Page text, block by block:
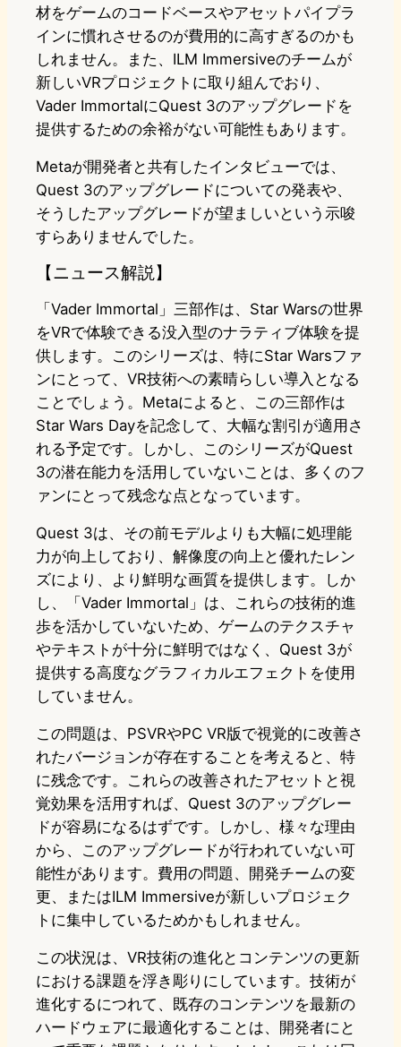
材をゲームのコードベースやアセットパイプラ
インに慣れさせるのが費用的に高すぎるのかも
しれません。また、ILM Immersiveのチームが
新しいVRプロジェクトに取り組んでおり、
Vader ImmortalにQuest 3のアップグレードを
提供するための余裕がない可能性もあります。
Metaが開発者と共有したインタビューでは、
Quest 3のアップグレードについての発表や、
そうしたアップグレードが望ましいという示唆
すらありませんでした。
【ニュース解説】
「Vader Immortal」三部作は、Star Warsの世界
をVRで体験できる没入型のナラティブ体験を提
供します。このシリーズは、特にStar Warsファ
ンにとって、VR技術への素晴らしい導入となる
ことでしょう。Metaによると、この三部作は
Star Wars Dayを記念して、大幅な割引が適用さ
れる予定です。しかし、このシリーズがQuest
3の潜在能力を活用していないことは、多くのフ
ァンにとって残念な点となっています。
Quest 3は、その前モデルよりも大幅に処理能
力が向上しており、解像度の向上と優れたレン
ズにより、より鮮明な画質を提供します。しか
し、「Vader Immortal」は、これらの技術的進
歩を活かしていないため、ゲームのテクスチャ
やテキストが十分に鮮明ではなく、Quest 3が
提供する高度なグラフィカルエフェクトを使用
していません。
この問題は、PSVRやPC VR版で視覚的に改善さ
れたバージョンが存在することを考えると、特
に残念です。これらの改善されたアセットと視
覚効果を活用すれば、Quest 3のアップグレー
ドが容易になるはずです。しかし、様々な理由
から、このアップグレードが行われていない可
能性があります。費用の問題、開発チームの変
更、またはILM Immersiveが新しいプロジェク
トに集中しているためかもしれません。
この状況は、VR技術の進化とコンテンツの更新
における課題を浮き彫りにしています。技術が
進化するにつれて、既存のコンテンツを最新の
ハードウェアに最適化することは、開発者にと